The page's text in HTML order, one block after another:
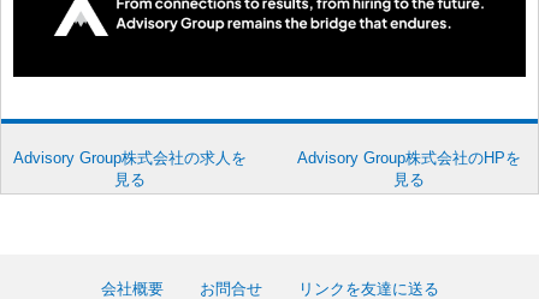
Advisory Group株式会社の求人を
見る
Advisory Group株式会社のHPを
見る
会社概要 お問合せ
リンクを友達に送る